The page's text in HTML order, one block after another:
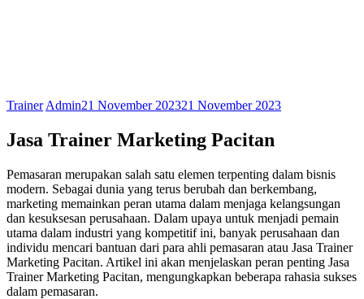
Trainer Admin21 November 202321 November 2023
Jasa Trainer Marketing Pacitan
Pemasaran merupakan salah satu elemen terpenting dalam bisnis
modern. Sebagai dunia yang terus berubah dan berkembang,
marketing memainkan peran utama dalam menjaga kelangsungan
dan kesuksesan perusahaan. Dalam upaya untuk menjadi pemain
utama dalam industri yang kompetitif ini, banyak perusahaan dan
individu mencari bantuan dari para ahli pemasaran atau Jasa Trainer
Marketing Pacitan. Artikel ini akan menjelaskan peran penting Jasa
Trainer Marketing Pacitan, mengungkapkan beberapa rahasia sukses
dalam pemasaran.